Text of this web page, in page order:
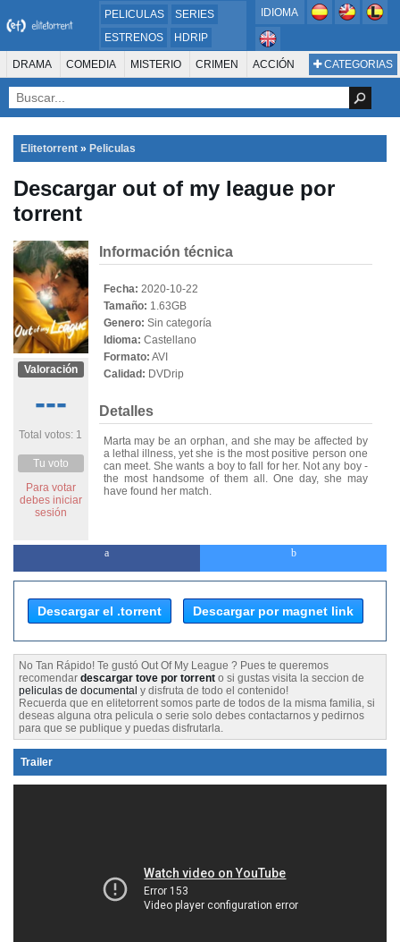
PELICULAS
SERIES
ESTRENOS
HDRIP
MICROHD
720P
DVDRIP
IDIOMA
CATEGORIAS
DRAMA COMEDIA MISTERIO CRIMEN ACCIÓN
SUSPENSO AVENTURA
ANIMACIÓN ROMANCE TERROR CIENCIA FICCIÓN FANTASÍA
FAMILIA DOCUS Y TV
PELÍCULA DE LA TELEVISIÓN FOREIGN KIDS REALITY
Elitetorrent » Peliculas
Descargar out of my league por
torrent
Valoración
---
Total votos: 1
Tu voto
Para votar
debes iniciar
sesión
Información técnica
Fecha: 2020-10-22
Tamaño: 1.63GB
Genero: Sin categoría
Idioma: Castellano
Formato: AVI
Calidad: DVDrip
Detalles
Marta may be an orphan, and she may be affected by
a lethal illness, yet she is the most positive person one
can meet. She wants a boy to fall for her. Not any boy -
the most handsome of them all. One day, she may
have found her match.
Descargar el .torrent Descargar por magnet link
No Tan Rápido! Te gustó Out Of My League ? Pues te queremos
recomendar descargar tove por torrent o si gustas visita la seccion de
peliculas de documental y disfruta de todo el contenido!
Recuerda que en elitetorrent somos parte de todos de la misma familia, si
deseas alguna otra pelicula o serie solo debes contactarnos y pedirnos
para que se publique y puedas disfrutarla.
Trailer